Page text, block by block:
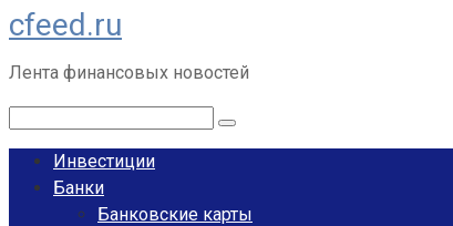
Перейти
к
контенту
cfeed.ru
Лента финансовых новостей
Инвестиции
Банки
Банковские карты